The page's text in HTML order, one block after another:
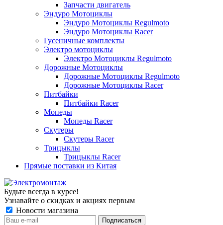
Запчасти двигатель
Эндуро Мотоциклы
Эндуро Мотоциклы Regulmoto
Эндуро Мотоциклы Racer
Гусеничные комплекты
Электро мотоциклы
Электро Мотоциклы Regulmoto
Дорожные Мотоциклы
Дорожные Мотоциклы Regulmoto
Дорожные Мотоциклы Racer
Питбайки
Питбайки Racer
Мопеды
Мопеды Racer
Скутеры
Скутеры Racer
Трицыклы
Трицыклы Racer
Прямые поставки из Китая
Будьте всегда в курсе!
Узнавайте о скидках и акциях первым
Новости магазина